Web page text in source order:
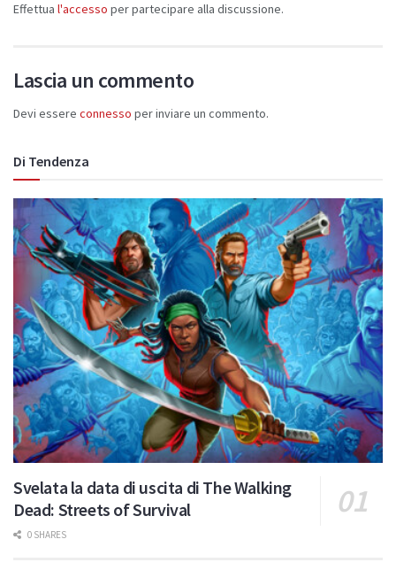
Effettua l'accesso per partecipare alla discussione.
Lascia un commento
Devi essere connesso per inviare un commento.
Di Tendenza
Svelata la data di uscita di The Walking
Dead: Streets of Survival
0 SHARES